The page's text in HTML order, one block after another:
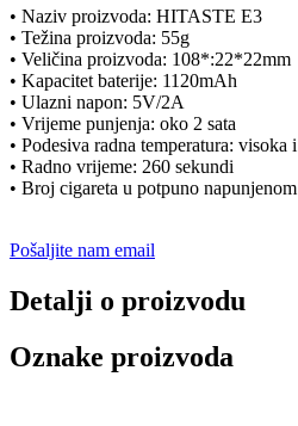
• Naziv proizvoda: HITASTE E3
• Težina proizvoda: 55g
• Veličina proizvoda: 108*:22*22mm
• Kapacitet baterije: 1120mAh
• Ulazni napon: 5V/2A
• Vrijeme punjenja: oko 2 sata
• Podesiva radna temperatura: visoka
• Radno vrijeme: 260 sekundi
• Broj cigareta u potpuno
Pošaljite nam email
Detalji o proizvodu
Oznake proizvoda